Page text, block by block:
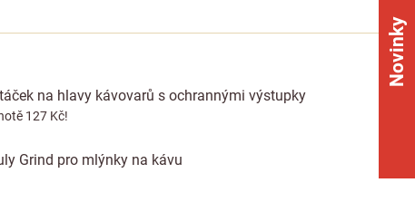
na hlavy kávovarů s ochrannými výstupky
127 Kč!
Grind pro mlýnky na kávu
Novinky